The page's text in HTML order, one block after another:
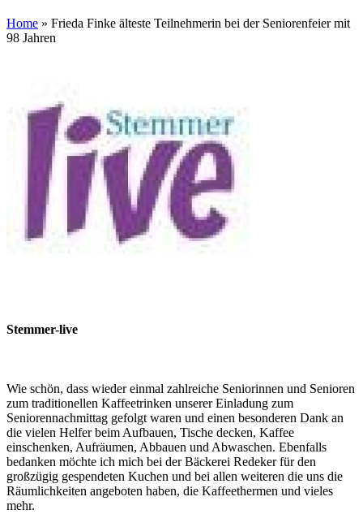
Home » Frieda Finke älteste Teilnehmerin bei der Seniorenfeier mit
98 Jahren
Stemmer-live
Wie schön, dass wieder einmal zahlreiche Seniorinnen und Senioren
zum traditionellen Kaffeetrinken unserer Einladung zum
Seniorennachmittag gefolgt waren und einen besonderen Dank an
die vielen Helfer beim Aufbauen, Tische decken, Kaffee
einschenken, Aufräumen, Abbauen und Abwaschen. Ebenfalls
bedanken möchte ich mich bei der Bäckerei Redeker für den
großzügig gespendeten Kuchen und bei allen weiteren die uns die
Räumlichkeiten angeboten haben, die Kaffeethermen und vieles
mehr.